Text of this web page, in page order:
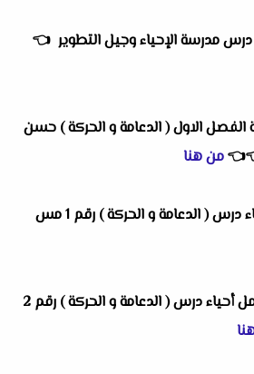
درس مدرسة الإحياء وجيل التطوير 👈
الفصل الاول ( الدعامة و الحركة ) حسن
👈من هنا
امتحان الكتروني أحياء درس ( الدعامة و الحركة ) رقم 1 مس
امتحان الكتروني شامل أحياء درس ( الدعامة و الحركة ) رقم 2